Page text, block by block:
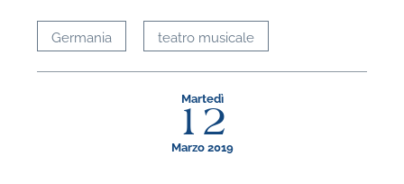
Germania teatro musicale
Martedì
12
Marzo 2019